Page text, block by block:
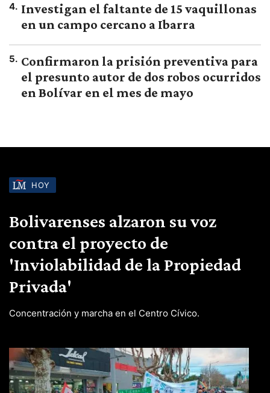
4. Investigan el faltante de 15 vaquillonas
en un campo cercano a Ibarra
5. Confirmaron la prisión preventiva para
el presunto autor de dos robos ocurridos
en Bolívar en el mes de mayo
HOY
Bolivarenses alzaron su voz
contra el proyecto de
'Inviolabilidad de la Propiedad
Privada'
Concentración y marcha en el Centro Cívico.